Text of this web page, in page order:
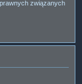
związanych